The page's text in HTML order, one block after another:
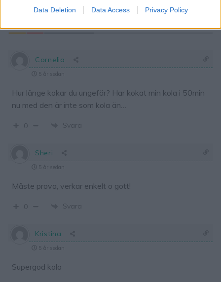
Data Deletion Data Access Privacy Policy
KOMMENTARER
Cornelia
5 år sedan
Hur länge kokar du ungefär? Har kokat min kola i 50min
nu med den är inte som kola än…
0 Svara
Sheri
5 år sedan
Måste prova, verkar enkelt o gott!
0 Svara
Kristina
5 år sedan
Supergod kola